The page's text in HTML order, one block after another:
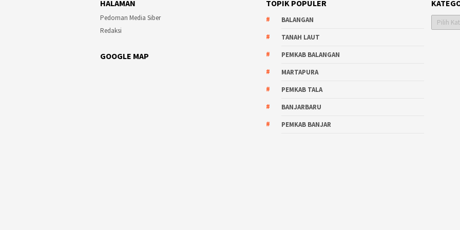
HALAMAN
Pedoman Media Siber
Redaksi
GOOGLE MAP
TOPIK POPULER
BALANGAN
TANAH LAUT
PEMKAB BALANGAN
MARTAPURA
PEMKAB TALA
BANJARBARU
PEMKAB BANJAR
Kategori